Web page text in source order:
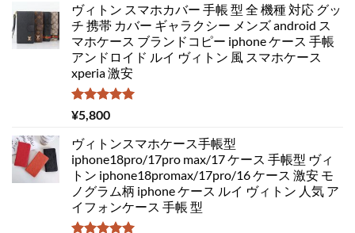
ヴィトン スマホカバー 手帳 型 全 機種 対応 グッ
チ 携帯 カバー ギャラクシー メンズ android ス
マホケース ブランドコピー iphone ケース 手帳
アンドロイド ルイ ヴィトン 風 スマホケース
xperia 激安
5段階中
5.00
¥5,800
ヴィトンスマホケース手帳型
iphone18pro/17pro max/17 ケース 手帳型 ヴィ
トン iphone18promax/17pro/16 ケース 激安 モ
ノグラム柄 iphone ケース ルイ ヴィトン 人気 ア
イフォンケース 手帳 型